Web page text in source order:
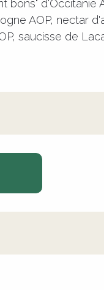
bons" d'Occitanie
AOP, nectar
saucisse de